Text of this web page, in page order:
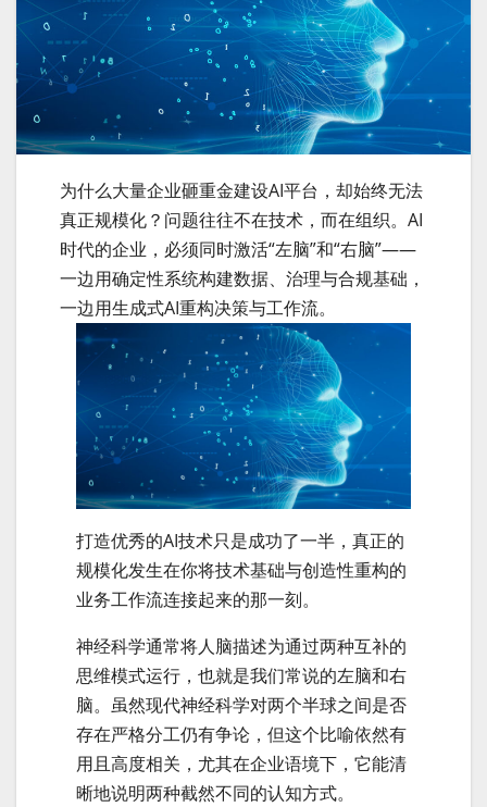
为什么大量企业砸重金建设AI平台，却始终无法
真正规模化？问题往往不在技术，而在组织。AI
时代的企业，必须同时激活“左脑”和“右脑”——
一边用确定性系统构建数据、治理与合规基础，
一边用生成式AI重构决策与工作流。
打造优秀的AI技术只是成功了一半，真正的
规模化发生在你将技术基础与创造性重构的
业务工作流连接起来的那一刻。
神经科学通常将人脑描述为通过两种互补的
思维模式运行，也就是我们常说的左脑和右
脑。虽然现代神经科学对两个半球之间是否
存在严格分工仍有争论，但这个比喻依然有
用且高度相关，尤其在企业语境下，它能清
晰地说明两种截然不同的认知方式。